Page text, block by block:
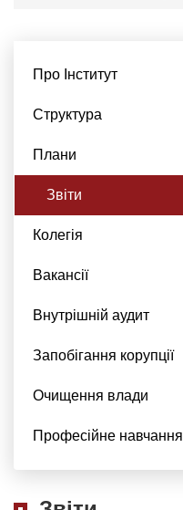
Про Інститут
Структура
Плани
Звіти
Колегія
Вакансії
Внутрішній аудит
Запобігання корупції
Очищення влади
Професійне навчання